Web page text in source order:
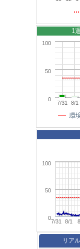
7/31 8/1
0
50
100
1
環
7/31 8/1
0
50
100
リア